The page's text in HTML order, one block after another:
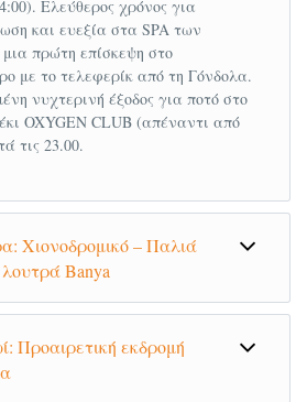
τοποθεσία για κοκτέιλ
μέσα στο πράσινο του
που θα χρειαστείται
Hotel Pirin
διέλευση των συνόρων
έγγραφα (Ελληνική
Χωρίς αυτά δεν
τα σύνορα.
πολίτες μπορούμε να
είναι τα απαραίτητα
των συνόρων αλλά
Ελεύθερος χρόνος για
και ευεξία στα SPA των
πρώτη επίσκεψη στο
με το τελεφερίκ από τη Γόνδολα.
νυχτερινή έξοδος για ποτό στο
OXYGEN CLUB (απέναντι από
τις 23.00.
– Παλιά
Banya
και σήμερα μπορούμε να
κέντρο που είναι το πιο
χιονοδρομικό των
να πάρετε εκπτωτικές κάρτες
εκδρομή